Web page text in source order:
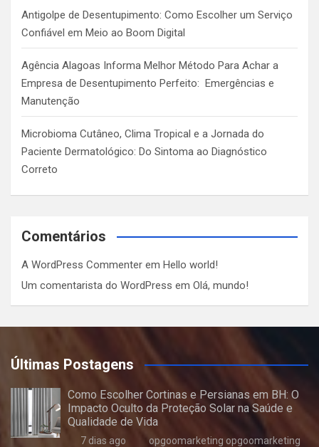
Antigolpe de Desentupimento: Como Escolher um Serviço
Confiável em Meio ao Boom Digital
Agência Alagoas Informa Melhor Método Para Achar a
Empresa de Desentupimento Perfeito: Emergências e
Manutenção
Microbioma Cutâneo, Clima Tropical e a Jornada do
Paciente Dermatológico: Do Sintoma ao Diagnóstico
Correto
Comentários
A WordPress Commenter em Hello world!
Um comentarista do WordPress em Olá, mundo!
Últimas Postagens
Como Escolher Cortinas e Persianas em BH: O
Impacto Oculto da Proteção Solar na Saúde e
Qualidade de Vida
7 dias ago opgoomarketing opgoomarketing